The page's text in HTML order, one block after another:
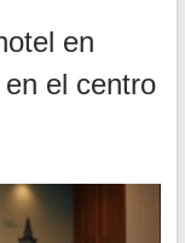
en
el centro